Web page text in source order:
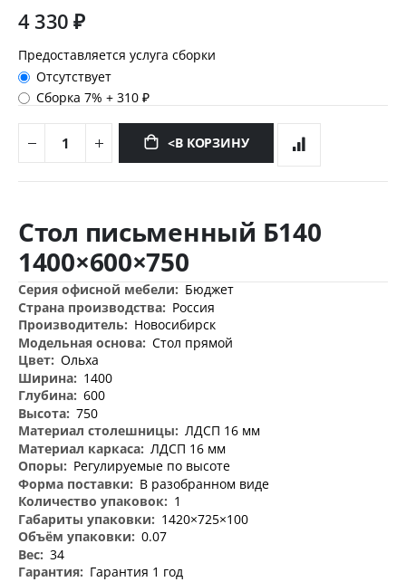
4 330 ₽
Предоставляется услуга сборки
Отсутствует
Сборка 7%+310 ₽
<В КОРЗИНУ
началу
изображений
Стол письменный Б140
1400×600×750
Дополнительная
информация
Бюджет
Россия
Новосибирск
Стол прямой
Ольха
1400
600
750
ЛДСП 16 мм
ЛДСП 16 мм
Регулируемые по высоте
В разобранном виде
1
1420×725×100
0.07
34
Гарантия 1 год